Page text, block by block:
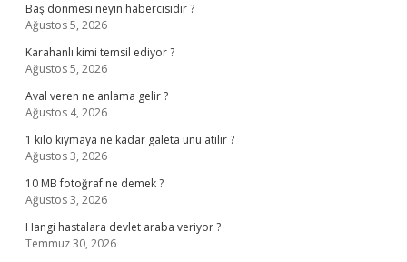
Baş dönmesi neyin habercisidir ?
Ağustos 5, 2026
Karahanlı kimi temsil ediyor ?
Ağustos 5, 2026
Aval veren ne anlama gelir ?
Ağustos 4, 2026
1 kilo kıymaya ne kadar galeta unu atılır ?
Ağustos 3, 2026
10 MB fotoğraf ne demek ?
Ağustos 3, 2026
Hangi hastalara devlet araba veriyor ?
Temmuz 30, 2026